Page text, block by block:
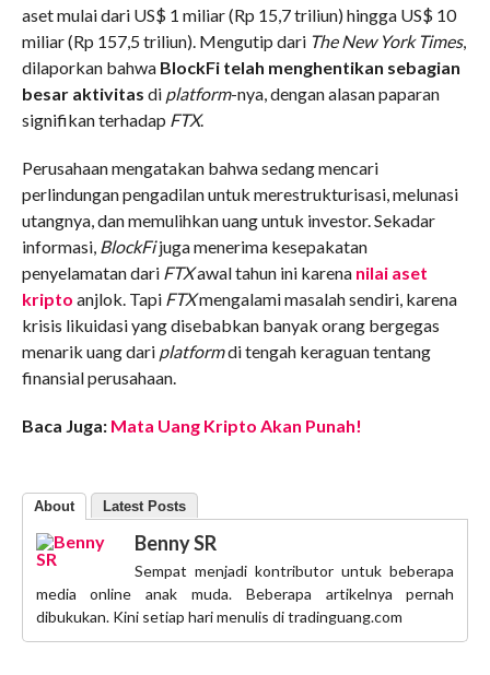
aset mulai dari US$ 1 miliar (Rp 15,7 triliun) hingga US$ 10
miliar (Rp 157,5 triliun). Mengutip dari The New York Times,
dilaporkan bahwa BlockFi telah menghentikan sebagian
besar aktivitas di platform-nya, dengan alasan paparan
signifikan terhadap FTX.
Perusahaan mengatakan bahwa sedang mencari
perlindungan pengadilan untuk merestrukturisasi, melunasi
utangnya, dan memulihkan uang untuk investor. Sekadar
informasi, BlockFijuga menerima kesepakatan
penyelamatan dari FTXawal tahun ini karena nilai aset
kripto anjlok. Tapi FTXmengalami masalah sendiri, karena
krisis likuidasi yang disebabkan banyak orang bergegas
menarik uang dari platformdi tengah keraguan tentang
finansial perusahaan.
Baca Juga: Mata Uang Kripto Akan Punah!
About Latest Posts
Benny SR
Sempat menjadi kontributor untuk beberapa
media online anak muda. Beberapa artikelnya pernah
dibukukan. Kini setiap hari menulis di tradinguang.com